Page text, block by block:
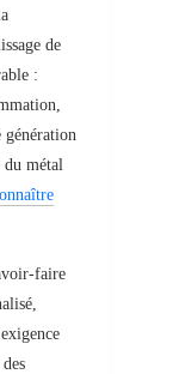
de
:
métal
faire